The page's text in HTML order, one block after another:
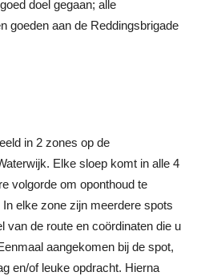
doel gegaan; alle
goeden aan de Reddingsbrigade
in 2 zones op de
Elke sloep komt in alle 4
volgorde om oponthoud te
elke zone zijn meerdere spots
van de route en coördinaten die u
aangekomen bij de spot,
en/of leuke opdracht. Hierna